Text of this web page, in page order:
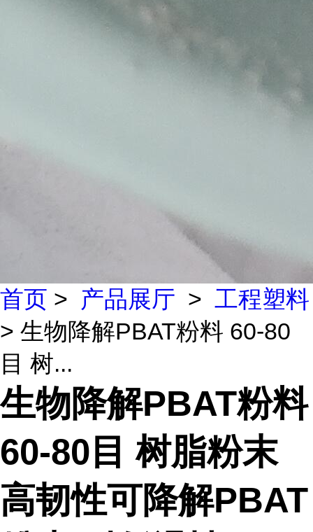
首页 > 产品展厅 > 工程塑料
> 生物降解PBAT粉料 60-80
目 树...
生物降解PBAT粉料
60-80目 树脂粉末
高韧性可降解PBAT